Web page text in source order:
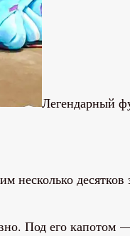
Легендарный
Под его капотом